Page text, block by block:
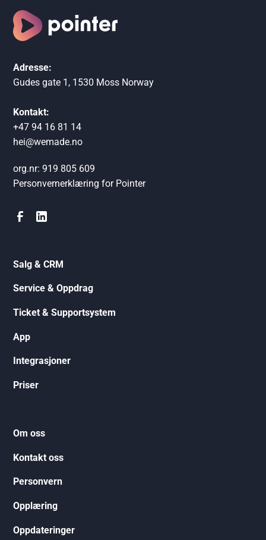
Adresse:
Gudes gate 1, 1530 Moss Norway
Kontakt:
+47 94 16 81 14
hei@wemade.no
org.nr: 919 805 609
Personvernerklæring for Pointer
Salg & CRM
Service & Oppdrag
Ticket & Supportsystem
App
Integrasjoner
Priser
Om oss
Kontakt oss
Personvern
Opplæring
Oppdateringer